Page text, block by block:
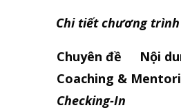
Chi tiết chương trình
Chuyên đề
Nội
Coaching &
Checking-In